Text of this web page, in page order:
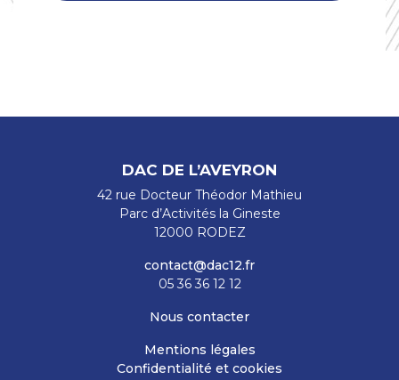
DAC DE L’AVEYRON
42 rue Docteur Théodor Mathieu
Parc d’Activités la Gineste
12000 RODEZ
contact@dac12.fr
05 36 36 12 12
Nous contacter
Mentions légales
Confidentialité et cookies